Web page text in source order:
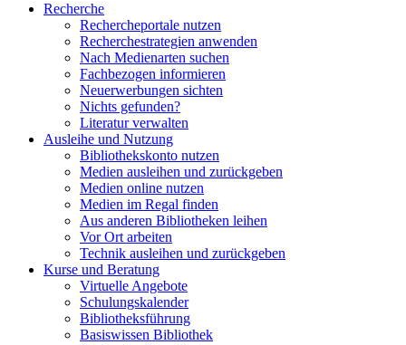
Recherche
Rechercheportale nutzen
Recherchestrategien anwenden
Nach Medienarten suchen
Fachbezogen informieren
Neuerwerbungen sichten
Nichts gefunden?
Literatur verwalten
Ausleihe und Nutzung
Bibliothekskonto nutzen
Medien ausleihen und zurückgeben
Medien online nutzen
Medien im Regal finden
Aus anderen Bibliotheken leihen
Vor Ort arbeiten
Technik ausleihen und zurückgeben
Kurse und Beratung
Virtuelle Angebote
Schulungskalender
Bibliotheksführung
Basiswissen Bibliothek